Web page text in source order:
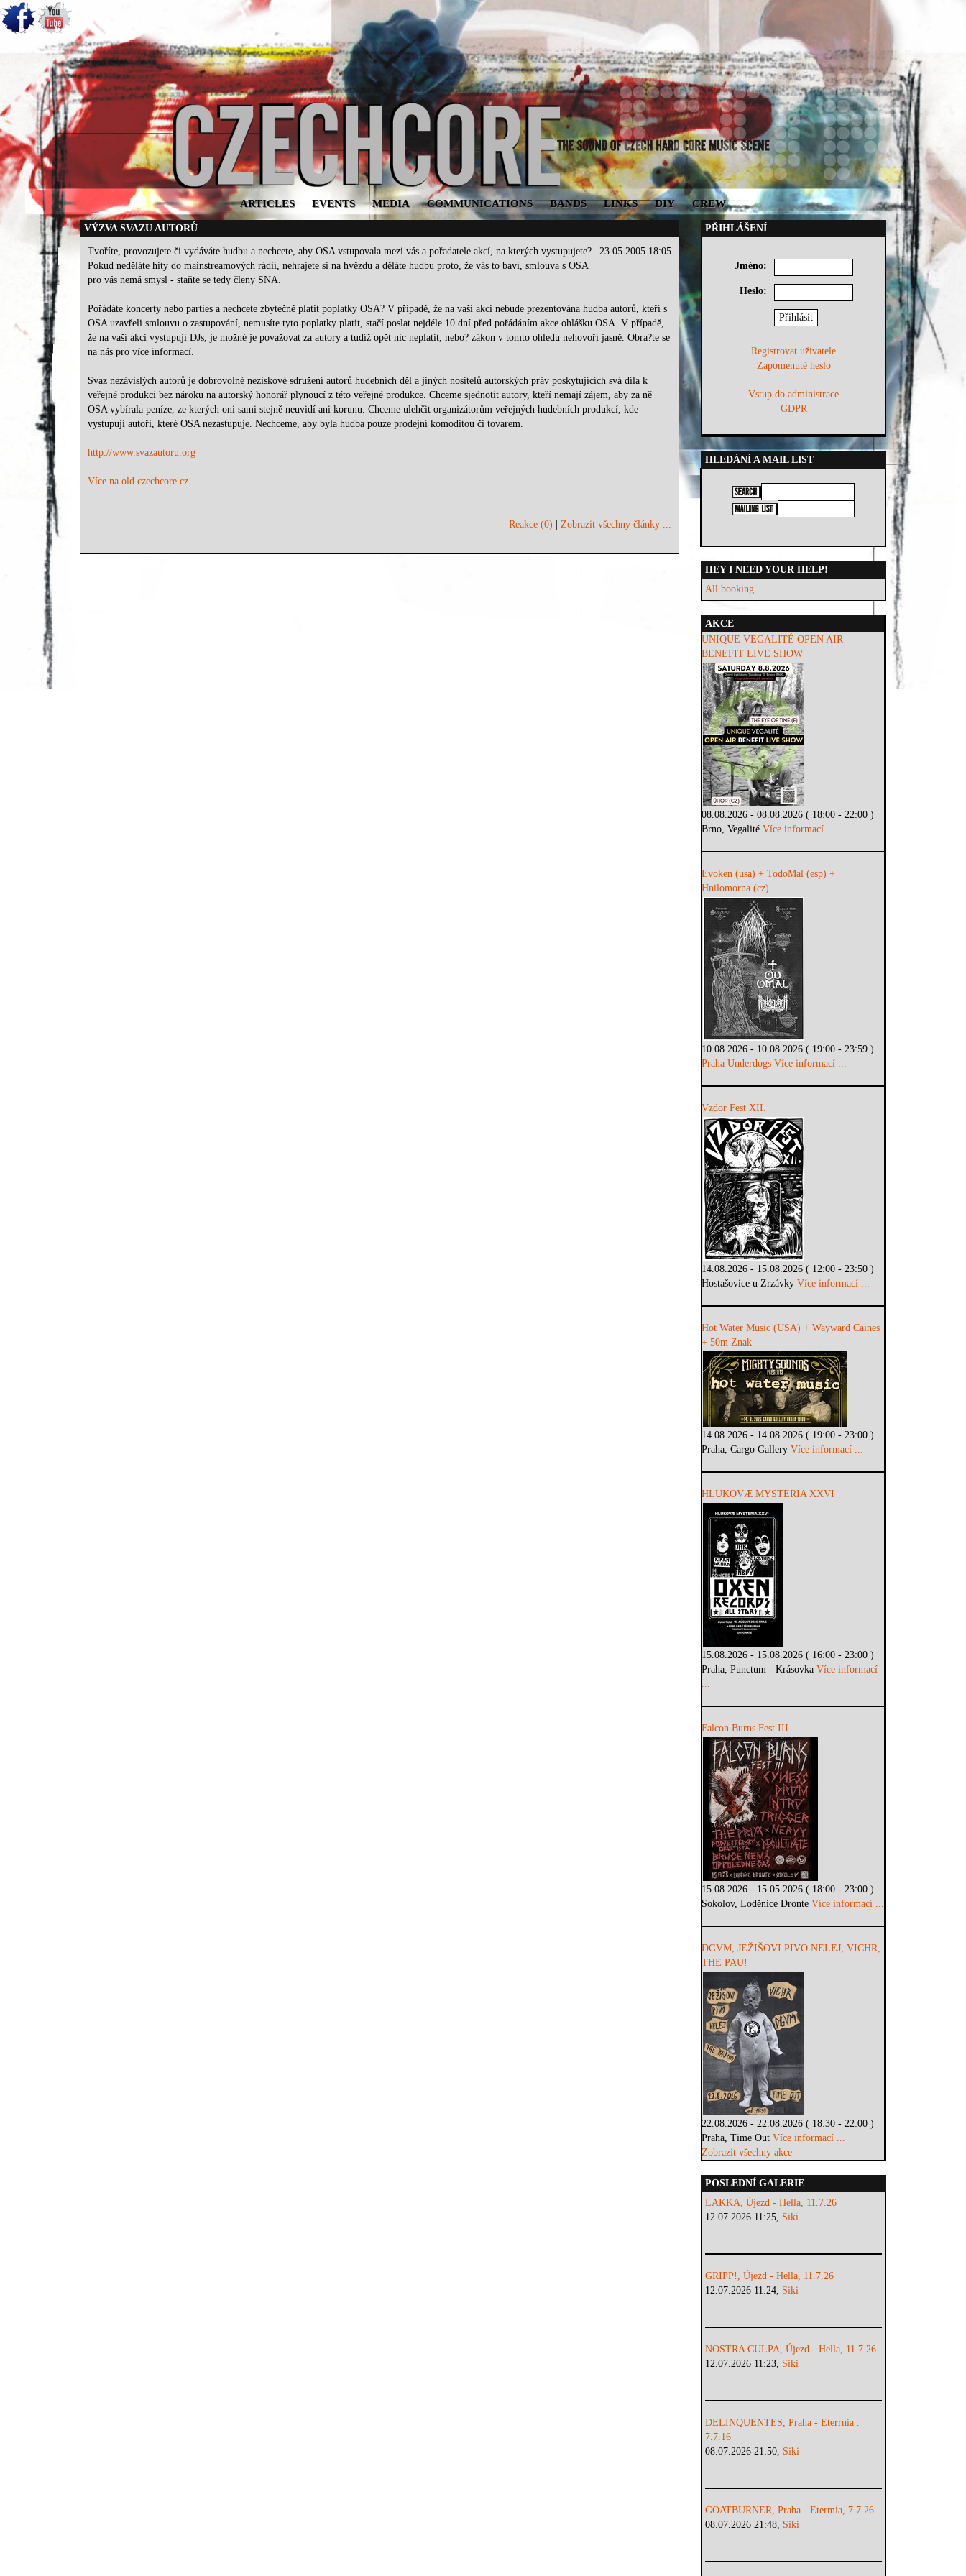
ARTICLES EVENTS MEDIA COMMUNICATIONS BANDS LINKS DIY CREW
VÝZVA SVAZU AUTORŮ
23.05.2005 18:05
Tvoříte, provozujete či vydáváte hudbu a nechcete, aby OSA vstupovala mezi vás a pořadatele akcí, na kterých vystupujete?
Pokud neděláte hity do mainstreamových rádií, nehrajete si na hvězdu a děláte hudbu proto, že vás to baví, smlouva s OSA
pro vás nemá smysl - staňte se tedy členy SNA.
Pořádáte koncerty nebo parties a nechcete zbytečně platit poplatky OSA? V případě, že na vaší akci nebude prezentována hudba autorů, kteří s
OSA uzavřeli smlouvu o zastupování, nemusíte tyto poplatky platit, stačí poslat nejdéle 10 dní před pořádáním akce ohlášku OSA. V případě,
že na vaší akci vystupují DJs, je možné je považovat za autory a tudíž opět nic neplatit, nebo? zákon v tomto ohledu nehovoří jasně. Obra?te se
na nás pro více informací.
Svaz nezávislých autorů je dobrovolné neziskové sdružení autorů hudebních děl a jiných nositelů autorských práv poskytujících svá díla k
veřejné produkci bez nároku na autorský honorář plynoucí z této veřejné produkce. Chceme sjednotit autory, kteří nemají zájem, aby za ně
OSA vybírala peníze, ze kterých oni sami stejně neuvidí ani korunu. Chceme ulehčit organizátorům veřejných hudebních produkcí, kde
vystupují autoři, které OSA nezastupuje. Nechceme, aby byla hudba pouze prodejní komoditou či tovarem.
http://www.svazautoru.org
Více na old.czechcore.cz
Reakce (0) Zobrazit všechny články ...
PŘIHLÁŠENÍ
Jméno:
Heslo:
Registrovat uživatele
Zapomenuté heslo
Vstup do administrace
GDPR
HLEDÁNÍ A MAIL LIST
HEY I NEED YOUR HELP!
All booking...
AKCE
UNIQUE VEGALITÉ OPEN AIR
BENEFIT LIVE SHOW
08.08.2026 - 08.08.2026 ( 18:00 - 22:00 )
Brno, VegalitéVíce informací ...
Evoken (usa) + TodoMal (esp) +
Hnilomorna (cz)
10.08.2026 - 10.08.2026 ( 19:00 - 23:59 )
Praha Underdogs Více informací ...
Vzdor Fest XII.
14.08.2026 - 15.08.2026 ( 12:00 - 23:50 )
Hostašovice u ZrzávkyVíce informací ...
Hot Water Music (USA) + Wayward Caines
+ 50m Znak
14.08.2026 - 14.08.2026 ( 19:00 - 23:00 )
Praha, Cargo GalleryVíce informací ...
HLUKOVÆ MYSTERIA XXVI
15.08.2026 - 15.08.2026 ( 16:00 - 23:00 )
Praha, Punctum - KrásovkaVíce informací
...
Falcon Burns Fest III.
15.08.2026 - 15.05.2026 ( 18:00 - 23:00 )
Sokolov, Loděnice DronteVíce informací ...
DGVM, JEŽIŠOVI PIVO NELEJ, VICHR,
THE PAU!
22.08.2026 - 22.08.2026 ( 18:30 - 22:00 )
Praha, Time OutVíce informací ...
Zobrazit všechny akce
POSLEDNÍ GALERIE
LAKKA, Újezd - Hella, 11.7.26
12.07.2026 11:25, Siki
GRIPP!, Újezd - Hella, 11.7.26
12.07.2026 11:24, Siki
NOSTRA CULPA, Újezd - Hella, 11.7.26
12.07.2026 11:23, Siki
DELINQUENTES, Praha - Eterrnia .
7.7.16
08.07.2026 21:50, Siki
GOATBURNER, Praha - Etermia, 7.7.26
08.07.2026 21:48, Siki